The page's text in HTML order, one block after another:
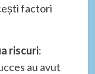
factori
riscuri:
au avut